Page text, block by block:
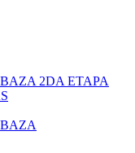
2DA ETAPA